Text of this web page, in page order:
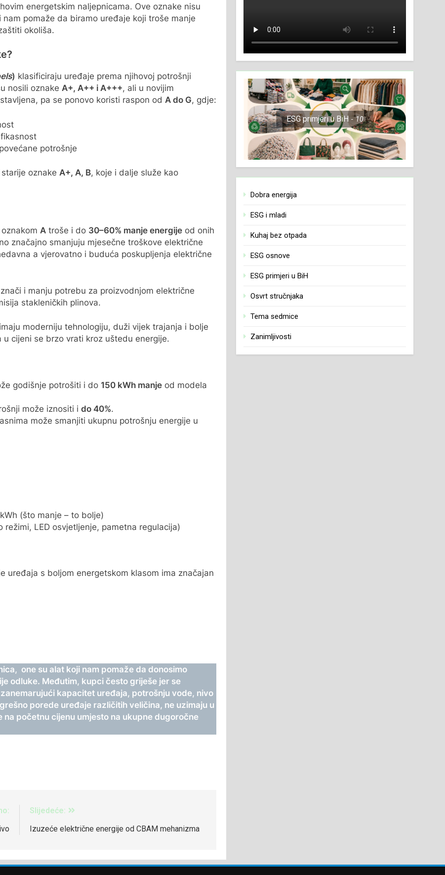
energetskim naljepnicama. Ove oznake nisu
pomaže da biramo uređaje koji troše manje
okoliša.
) klasificiraju uređaje prema njihovoj potrošnji
nosili oznake A+, A++ i A+++, ali u novijim
pa se ponovo koristi raspon od A do G, gdje:
potrošnje
oznake A+, A, B, koje i dalje služe kao
A troše i do 30–60% manje energije od onih
značajno smanjuju mjesečne troškove električne
a vjerovatno i buduća poskupljenja električne
i manju potrebu za proizvodnjom električne
stakleničkih plinova.
moderniju tehnologiju, duži vijek trajanja i bolje
cijeni se brzo vrati kroz uštedu energije.
godišnje potrošiti i do 150 kWh manjeod modela
može iznositi i do 40%.
može smanjiti ukupnu potrošnju energije u
(što manje – to bolje)
LED osvjetljenje, pametna regulacija)
uređaja s boljom energetskom klasom ima značajan
one su alat koji nam pomaže da donosimo
odluke. Međutim, kupci često griješe jer se
kapacitet uređaja, potrošnju vode, nivo
porede uređaje različitih veličina, ne uzimaju u
početnu cijenu umjesto na ukupne dugoročne
Slijedeće:
Izuzeće električne energije od CBAM mehanizma
ESG primjeri u BiH 10
Dobra energija
ESG i mladi
Kuhaj bez otpada
ESG osnove
ESG primjeri u BiH
Osvrt stručnjaka
Tema sedmice
Zanimljivosti